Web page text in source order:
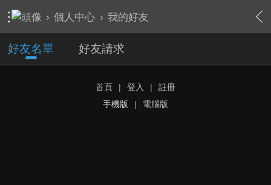
› 個人中心 › 我的好友
好友名單 好友請求
首頁 | 登入 |
註冊
手機版
| 電腦版